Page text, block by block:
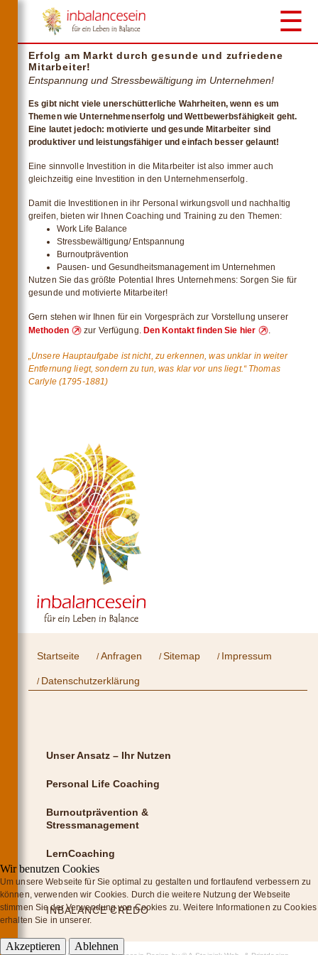
Erfolg am Markt durch gesunde und zufriedene
Mitarbeiter!
Entspannung und Stressbewältigung im Unternehmen!
Es gibt nicht viele unerschütterliche Wahrheiten, wenn es um
Themen wie Unternehmenserfolg und Wettbewerbsfähigkeit geht.
Eine lautet jedoch: motivierte und gesunde Mitarbeiter sind
produktiver und leistungsfähiger und einfach besser gelaunt!
Eine sinnvolle Investition in die Mitarbeiter ist also immer auch
gleichzeitig eine Investition in den Unternehmenserfolg.
Damit die Investitionen in ihr Personal wirkungsvoll und nachhaltig
greifen, bieten wir Ihnen Coaching und Training zu den Themen:
Work Life Balance
Stressbewältigung/ Entspannung
Burnoutprävention
Pausen- und Gesundheitsmanagement im Unternehmen
Nutzen Sie das größte Potential Ihres Unternehmens: Sorgen Sie für
gesunde und motivierte Mitarbeiter!
Gern stehen wir Ihnen für ein Vorgespräch zur Vorstellung unserer
Methoden
zur Verfügung. Den Kontakt finden Sie hier .
„Unsere Hauptaufgabe ist nicht, zu erkennen, was unklar in weiter
Entfernung liegt, sondern zu tun, was klar vor uns liegt.“ Thomas
Carlyle (1795-1881)
☰
Startseite Anfragen Sitemap Impressum
Datenschutzerklärung
Unser Ansatz – Ihr Nutzen
Personal Life Coaching
Burnoutprävention &
Stressmanagement
LernCoaching
INBALANCE CREDO
Wir benutzen Cookies
Um unsere Webseite für Sie optimal zu gestalten und fortlaufend verbessern zu
können, verwenden wir Cookies. Durch die weitere Nutzung der Webseite
stimmen Sie der Verwendung von Cookies zu. Weitere Informationen zu Cookies
erhalten Sie in unserer.
Akzeptieren Ablehnen